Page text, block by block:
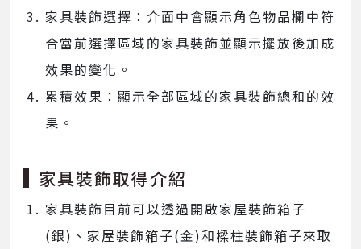
家具裝飾選擇：介面中會顯示角色物品欄中符
合當前選擇區域的家具裝飾並顯示擺放後加成
效果的變化。
累積效果：顯示全部區域的家具裝飾總和的效
果。
家具裝飾取得介紹
家具裝飾目前可以透過開啟家屋裝飾箱子
(銀)、家屋裝飾箱子(金)和樑柱裝飾箱子來取